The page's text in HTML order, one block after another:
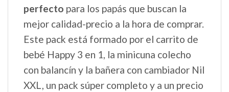
perfecto para los papás que buscan la
mejor calidad-precio a la hora de comprar.
Este pack está formado por el carrito de
bebé Happy 3 en 1, la minicuna colecho
con balancín y la bañera con cambiador Nil
XXL, un pack súper completo y a un precio